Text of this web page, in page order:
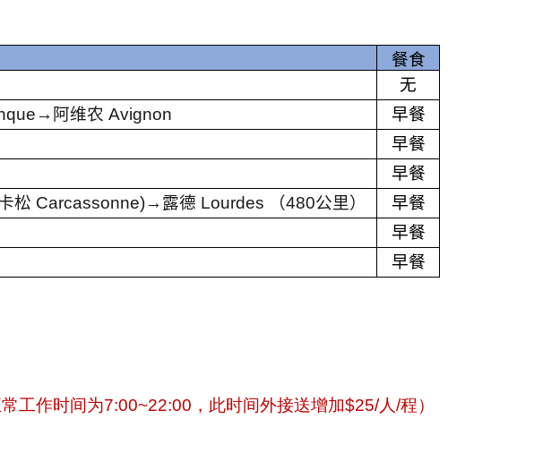
餐食
无
阿维农 Avignon
早餐
早餐
早餐
松 Carcassonne)→ 露德 Lourdes （480公里）
早餐
早餐
早餐
工作时间为7:00~22:00 ，此时间外接送增加$25/人/程）